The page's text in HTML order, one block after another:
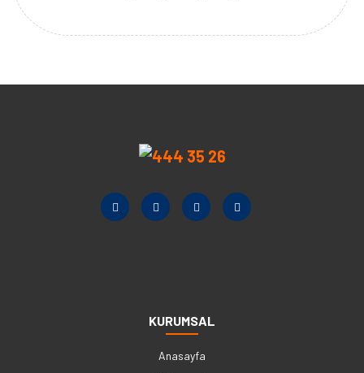
KURUMSAL
Anasayfa